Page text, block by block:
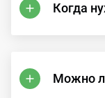
Когда
Можно